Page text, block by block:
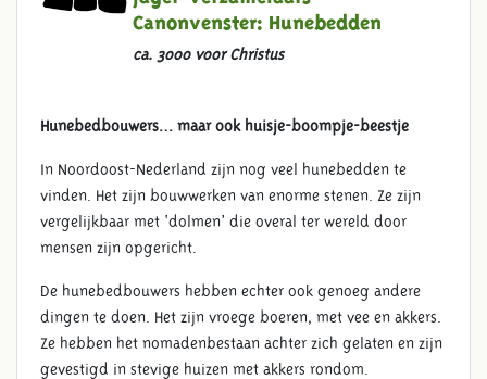
Canonvenster: Hunebedden
ca. 3000 voor Christus
Hunebedbouwers… maar ook huisje-boompje-beestje
In Noordoost-Nederland zijn nog veel hunebedden te
vinden. Het zijn bouwwerken van enorme stenen. Ze zijn
vergelijkbaar met ‘dolmen’ die overal ter wereld door
mensen zijn opgericht.
De hunebedbouwers hebben echter ook genoeg andere
dingen te doen. Het zijn vroege boeren, met vee en akkers.
Ze hebben het nomadenbestaan achter zich gelaten en zijn
gevestigd in stevige huizen met akkers rondom.